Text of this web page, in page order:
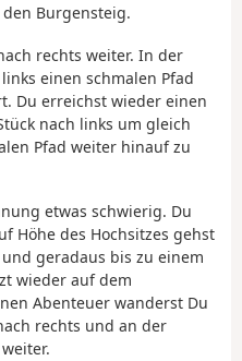
Burgensteig.
rechts weiter. In der
einen schmalen Pfad
Du erreichst wieder einen
nach links um gleich
Pfad weiter hinauf zu
etwas schwierig. Du
Höhe des Hochsitzes gehst
geradaus bis zu einem
wieder auf dem
Abenteuer wanderst Du
rechts und an der